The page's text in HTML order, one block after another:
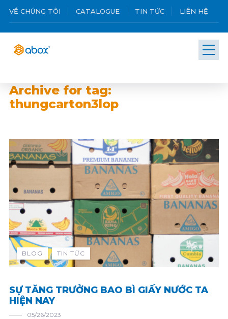
VỀ CHÚNG TÔI CATALOGUE TIN TỨC LIÊN HỆ
Archive for tag:
thungcarton3lop
BLOG TIN TỨC
SỰ TĂNG TRƯỞNG BAO BÌ GIẤY NƯỚC TA
HIỆN NAY
05/26/2023